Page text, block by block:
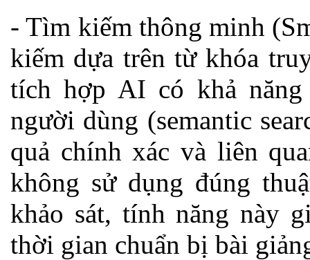
- Tìm kiếm thông minh
kiếm dựa trên từ khóa
tích hợp AI có khả
người dùng (semantic
quả chính xác và liên
không sử dụng đúng
khảo sát, tính năng này
thời gian chuẩn bị bài